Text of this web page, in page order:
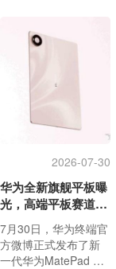
辨率后，最高可跑到5
币2180元）.
2026-07-30
华为全新旗舰平板曝
光，高端平板赛道再
迎新玩家
7月30日，华为终端官
方微博正式发布了新
一代华为MatePad Pr